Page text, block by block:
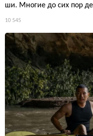
ши. Многие до сих пор
10 545